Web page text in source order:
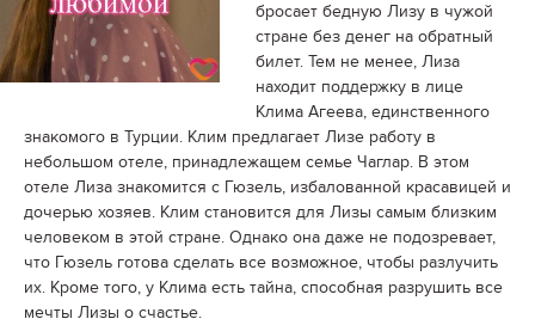
бросает бедную Лизу в чужой
стране без денег на обратный
билет. Тем не менее, Лиза
находит поддержку в лице
Клима Агеева, единственного
знакомого в Турции. Клим предлагает Лизе работу в
небольшом отеле, принадлежащем семье Чаглар. В этом
отеле Лиза знакомится с Гюзель, избалованной красавицей и
дочерью хозяев. Клим становится для Лизы самым близким
человеком в этой стране. Однако она даже не подозревает,
что Гюзель готова сделать все возможное, чтобы разлучить
их. Кроме того, у Клима есть тайна, способная разрушить все
мечты Лизы о счастье.